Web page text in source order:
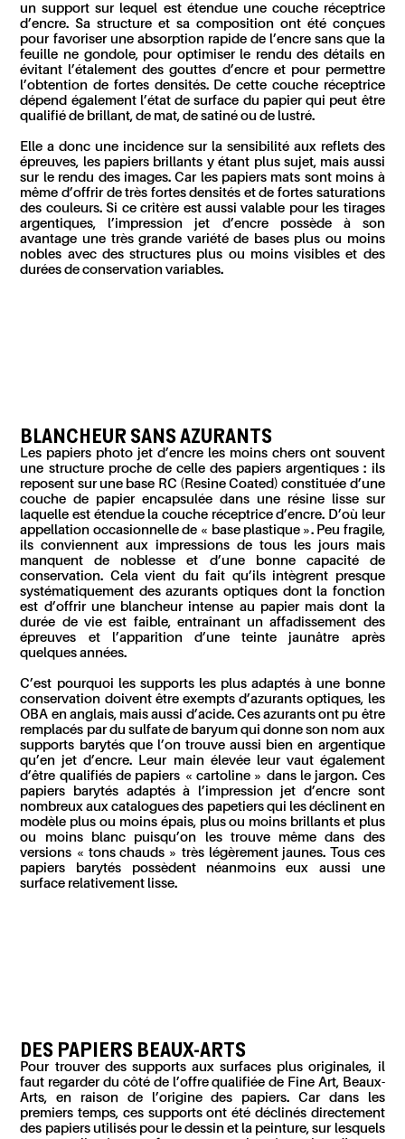
un support sur lequel est étendue une couche réceptrice
d’encre. Sa structure et sa composition ont été conçues
pour favoriser une absorption rapide de l’encre sans que la
feuille ne gondole, pour optimiser le rendu des détails en
évitant l’étalement des gouttes d’encre et pour permettre
l’obtention de fortes densités. De cette couche réceptrice
dépend également l’état de surface du papier qui peut être
qualifié de brillant, de mat, de satiné ou de lustré.
Elle a donc une incidence sur la sensibilité aux reflets des
épreuves, les papiers brillants y étant plus sujet, mais aussi
sur le rendu des images. Car les papiers mats sont moins à
même d’offrir de très fortes densités et de fortes saturations
des couleurs. Si ce critère est aussi valable pour les tirages
argentiques, l’impression jet d’encre possède à son
avantage une très grande variété de bases plus ou moins
nobles avec des structures plus ou moins visibles et des
durées de conservation variables.
BLANCHEUR SANS AZURANTS
Les papiers photo jet d’encre les moins chers ont souvent
une structure proche de celle des papiers argentiques : ils
reposent sur une base RC (Resine Coated) constituée d’une
couche de papier encapsulée dans une résine lisse sur
laquelle est étendue la couche réceptrice d’encre. D’où leur
appellation occasionnelle de « base plastique ». Peu fragile,
ils conviennent aux impressions de tous les jours mais
manquent de noblesse et d’une bonne capacité de
conservation. Cela vient du fait qu’ils intègrent presque
systématiquement des azurants optiques dont la fonction
est d’offrir une blancheur intense au papier mais dont la
durée de vie est faible, entraînant un affadissement des
épreuves et l’apparition d’une teinte jaunâtre après
quelques années.
C’est pourquoi les supports les plus adaptés à une bonne
conservation doivent être exempts d’azurants optiques, les
OBA en anglais, mais aussi d’acide. Ces azurants ont pu être
remplacés par du sulfate de baryum qui donne son nom aux
supports barytés que l’on trouve aussi bien en argentique
qu’en jet d’encre. Leur main élevée leur vaut également
d’être qualifiés de papiers « cartoline » dans le jargon. Ces
papiers barytés adaptés à l’impression jet d’encre sont
nombreux aux catalogues des papetiers qui les déclinent en
modèle plus ou moins épais, plus ou moins brillants et plus
ou moins blanc puisqu’on les trouve même dans des
versions « tons chauds » très légèrement jaunes. Tous ces
papiers barytés possèdent néanmoins eux aussi une
surface relativement lisse.
DES PAPIERS BEAUX-ARTS
Pour trouver des supports aux surfaces plus originales, il
faut regarder du côté de l’offre qualifiée de Fine Art, Beaux-
Arts, en raison de l’origine des papiers. Car dans les
premiers temps, ces supports ont été déclinés directement
des papiers utilisés pour le dessin et la peinture, sur lesquels